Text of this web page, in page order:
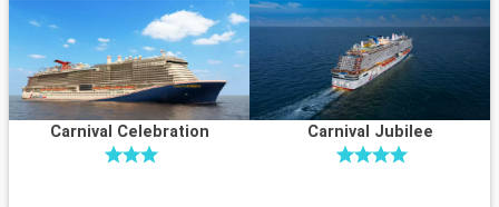
Carnival Celebration Carnival Jubilee